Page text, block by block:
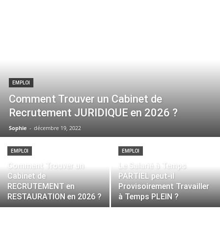
EMPLOI
Comment Trouver un Cabinet de
Recrutement JURIDIQUE en 2026 ?
Sophie - décembre 19, 2022
EMPLOI
Comment Trouver un
Cabinet de
RECRUTEMENT en
RESTAURATION en 2026 ?
EMPLOI
Le Salarié à Temps
PARTIEL peut-il
Provisoirement Travailler
à Temps PLEIN ?